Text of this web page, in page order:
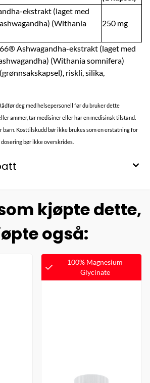
ekstrakt (laget med
(Withania
250 mg
Ashwagandha-ekstrakt (laget med
(Withania somnifera)
riskli, silika,
deg med helsepersonell før du bruker dette
ammer, tar medisiner eller har en medisinsk tilstand.
Kosttilskudd bør ikke brukes som en erstatning for
bør ikke overskrides.
kjøpte dette,
også:
100% Magnesium
Glycinate